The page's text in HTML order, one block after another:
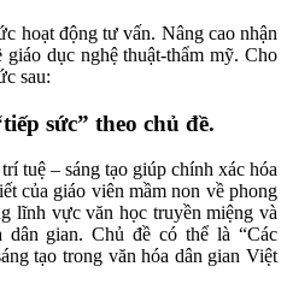
hoạt động tư vấn. Nâng cao nhận
dục nghệ thuật-thẩm mỹ. Cho
sau:
sức” theo chủ đề.
tuệ – sáng tạo giúp chính xác hóa
của giáo viên mầm non về phong
lĩnh vực văn học truyền miệng và
dân gian. Chủ đề có thể là “Các
tạo trong văn hóa dân gian Việt